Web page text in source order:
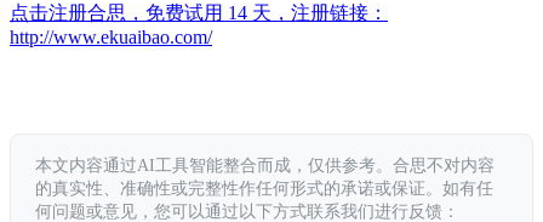
点击注册合思，免费试用 14 天，注册链接：
http://www.ekuaibao.com/
本文内容通过AI工具智能整合而成，仅供参考。合思不对内容
的真实性、准确性或完整性作任何形式的承诺或保证。如有任
何问题或意见，您可以通过以下方式联系我们进行反馈：